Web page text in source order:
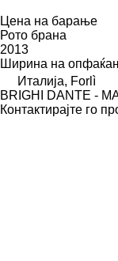
Цена на барање
Рото брана
2013
Ширина на
Италија, Forlì
BRIGHI DANTE -
Контактирајте го